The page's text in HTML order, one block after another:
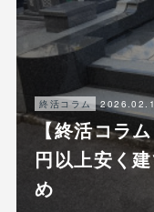
終活コラム
【終活コラ
円以上安く
め